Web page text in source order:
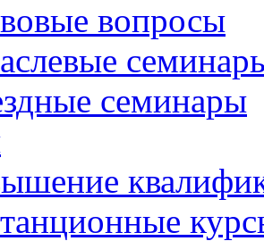
вопросы
семинары